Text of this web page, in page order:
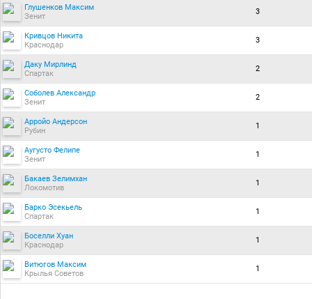
Глушенков Максим
Зенит
3
Кривцов Никита
Краснодар
3
Даку Мирлинд
Спартак
2
Соболев Александр
Зенит
2
Арройо Андерсон
Рубин
1
Аугусто Фелипе
Зенит
1
Бакаев Зелимхан
Локомотив
1
Барко Эсекьель
Спартак
1
Боселли Хуан
Краснодар
1
Витюгов Максим
Крылья Советов
1